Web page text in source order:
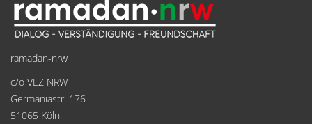
ramadan-nrw
c/o VEZ NRW
Germaniastr. 176
51065 Köln